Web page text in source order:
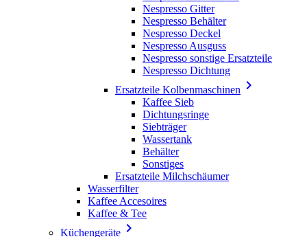
Nespresso Gitter
Nespresso Behälter
Nespresso Deckel
Nespresso Ausguss
Nespresso sonstige Ersatzteile
Nespresso Dichtung
Ersatzteile Kolbenmaschinen 
Kaffee Sieb
Dichtungsringe
Siebträger
Wassertank
Behälter
Sonstiges
Ersatzteile Milchschäumer
Wasserfilter
Kaffee Accesoires
Kaffee & Tee
Küchengeräte 